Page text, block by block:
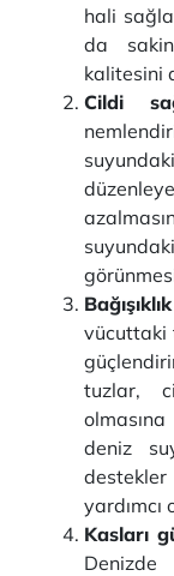
hali
da
kalitesini
Cildi
vücuttaki
tuzlar,
deniz
yardımcı
Kasları